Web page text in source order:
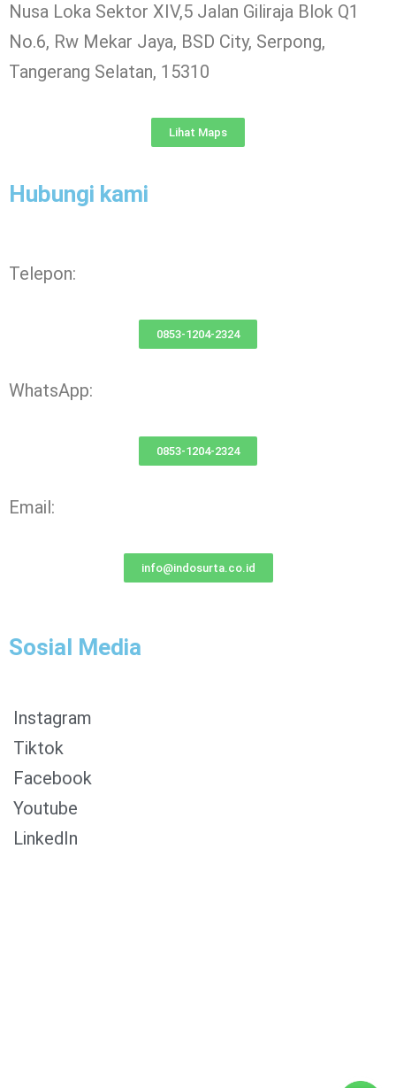
Nusa Loka Sektor XIV,5 Jalan Giliraja Blok Q1
No.6, Rw Mekar Jaya, BSD City, Serpong,
Tangerang Selatan, 15310
Lihat Maps
Hubungi kami
Telepon:
0853-1204-2324
WhatsApp:
0853-1204-2324
Email:
info@indosurta.co.id
Sosial Media
Instagram
Tiktok
Facebook
Youtube
LinkedIn